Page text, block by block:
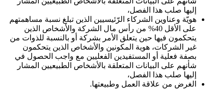
إليها صلب هذا الفصل،
هويّة وعناوين الشركاء الرّئيسيين الذين تبلغ نسبة مساهمتهم
على الأقل 40% من رأس مال الشركة والأشخاص الذين
يتحكمون فيها حين يتعلق الأمر بشركة أو بالنسبة للذوات من
غير الشركات، هوية المكونين والأشخاص الذين يتحكمون
بصفة فعلية أو المستفيدين الفعليين مع واجب الحصول في
شأنهم على البيانات المتعلقة بالأشخاص الطبيعيين المشار
إليها صلب هذا الفصل،
الغرض من علاقة العمل وطبيعتها.